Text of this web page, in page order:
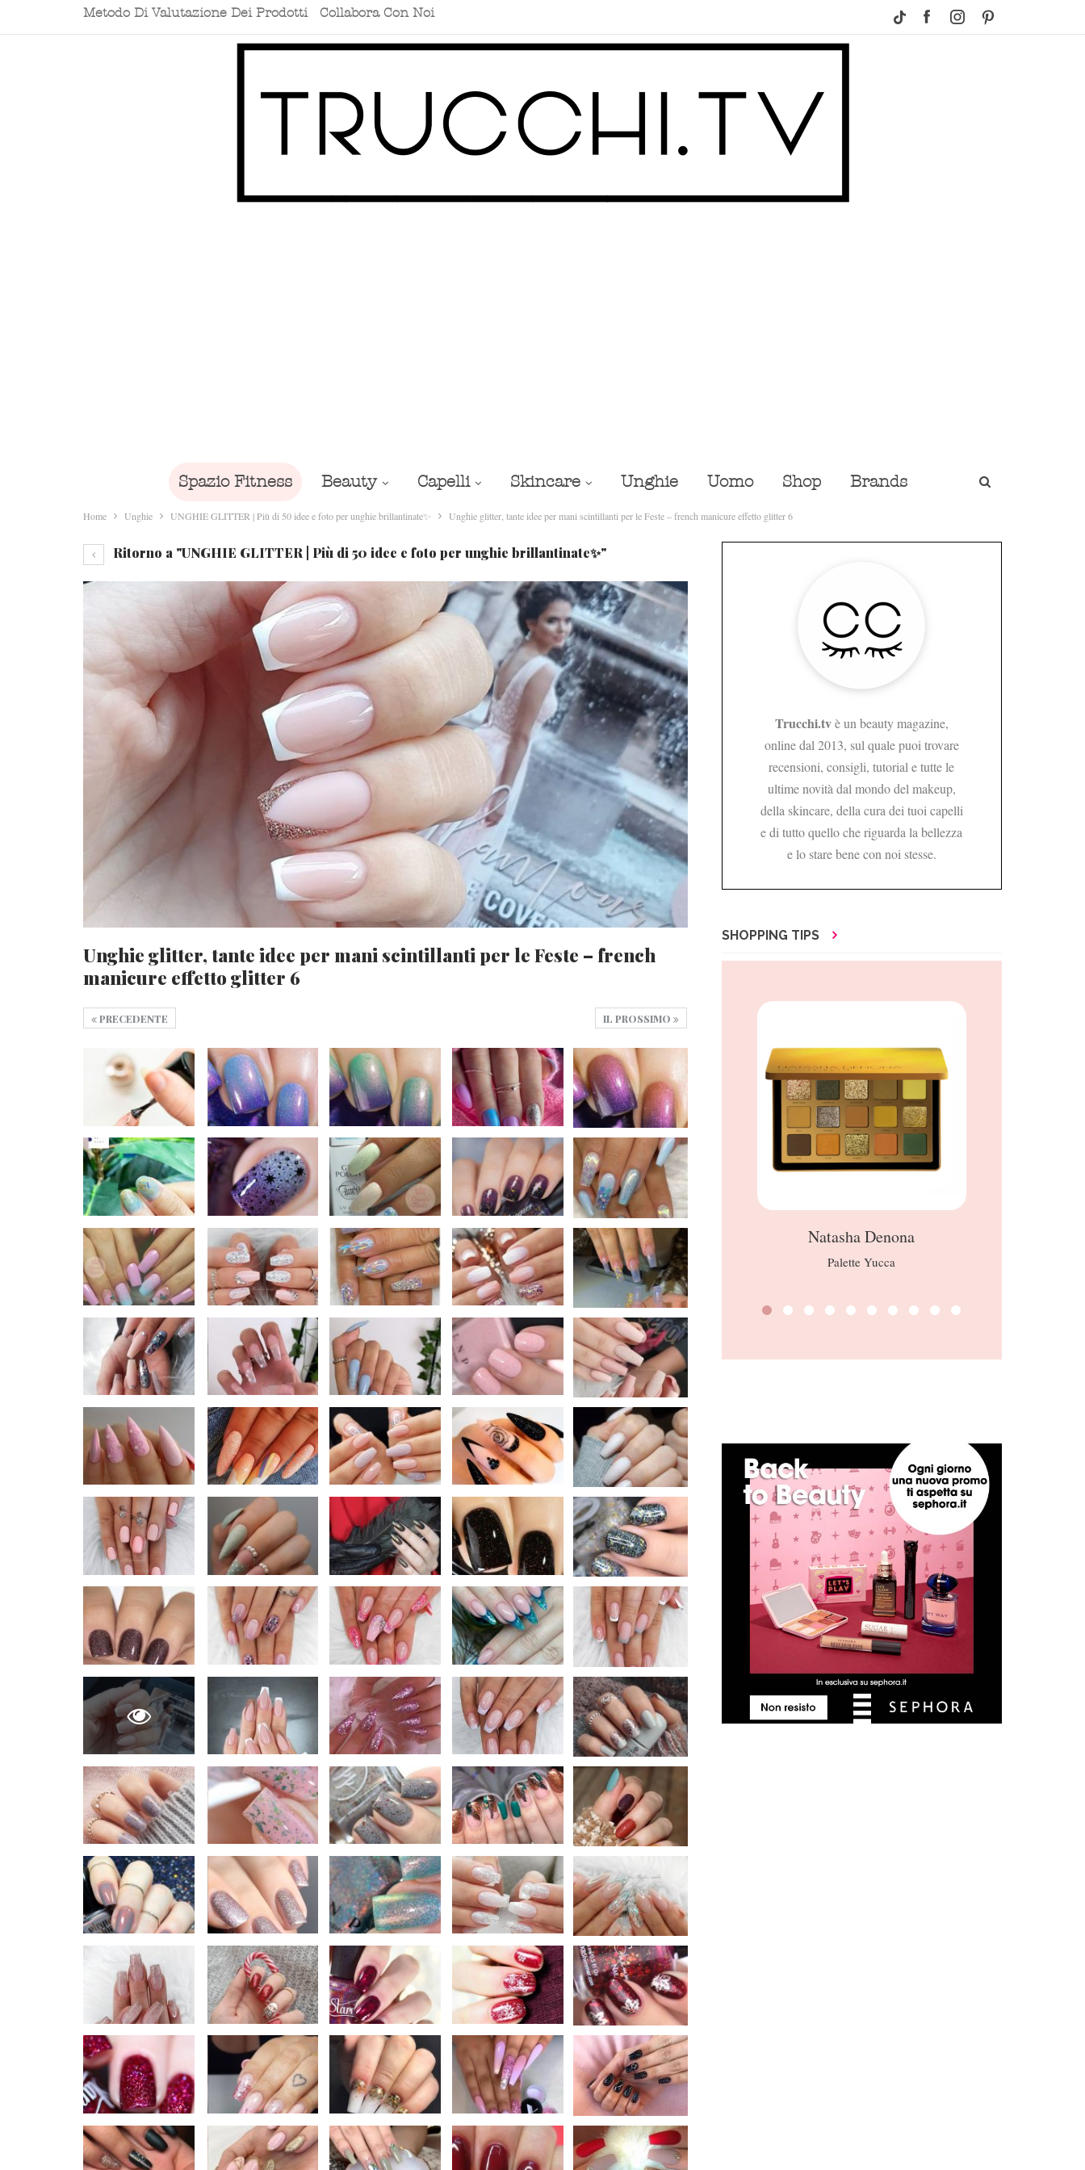
Metodo Di Valutazione Dei Prodotti Collabora Con Noi
Spazio Fitness Beauty Capelli Skincare Unghie Uomo Shop Brands
Home Unghie UNGHIE GLITTER | Più di 50 idee e foto per unghie brillantinate✨ Unghie glitter, tante idee per mani scintillanti per le Feste – french manicure effetto glitter 6
Ritorno a "UNGHIE GLITTER | Più di 50 idee e foto per unghie brillantinate✨"
Unghie glitter, tante idee per mani scintillanti per le Feste – french
manicure effetto glitter 6
IL PROSSIMO
PRECEDENTE
Trucchi.tvè un beauty magazine,
online dal 2013, sul quale puoi trovare
recensioni, consigli, tutorial e tutte le
ultime novità dal mondo del makeup,
della skincare, della cura dei tuoi capelli
e di tutto quello che riguarda la bellezza
e lo stare bene con noi stesse.
SHOPPING TIPS
Natasha Denona
Palette Yucca